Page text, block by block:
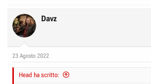
Davz
23 Agosto 2022
Head ha scritto: